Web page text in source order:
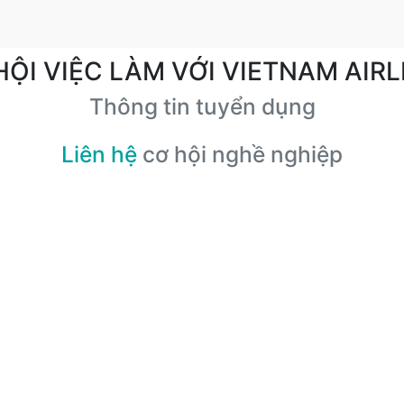
VIỆC LÀM VỚI VIETNAM
Thông tin tuyển dụng
Liên hệ cơ hội nghề nghiệp